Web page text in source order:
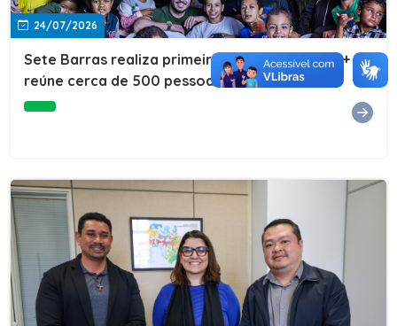
24/07/2026
Sete Barras realiza primeira edição do Cuidar+ e
reúne cerca de 500 pessoas na Vila São João